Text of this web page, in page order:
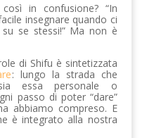
in confusione? “In
insegnare quando ci
se stessi!” Ma non è
di Shifu è sintetizzata
: lungo la strada che
sia essa personale o
passo di poter “dare”
abbiamo compreso. E
è integrato alla nostra